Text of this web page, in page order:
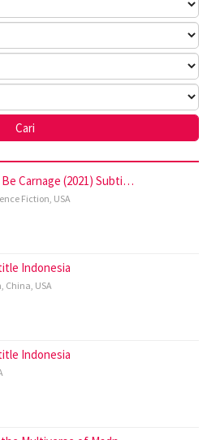
Carnage (2021) Subti…
Fiction, USA
Indonesia
, China, USA
Indonesia